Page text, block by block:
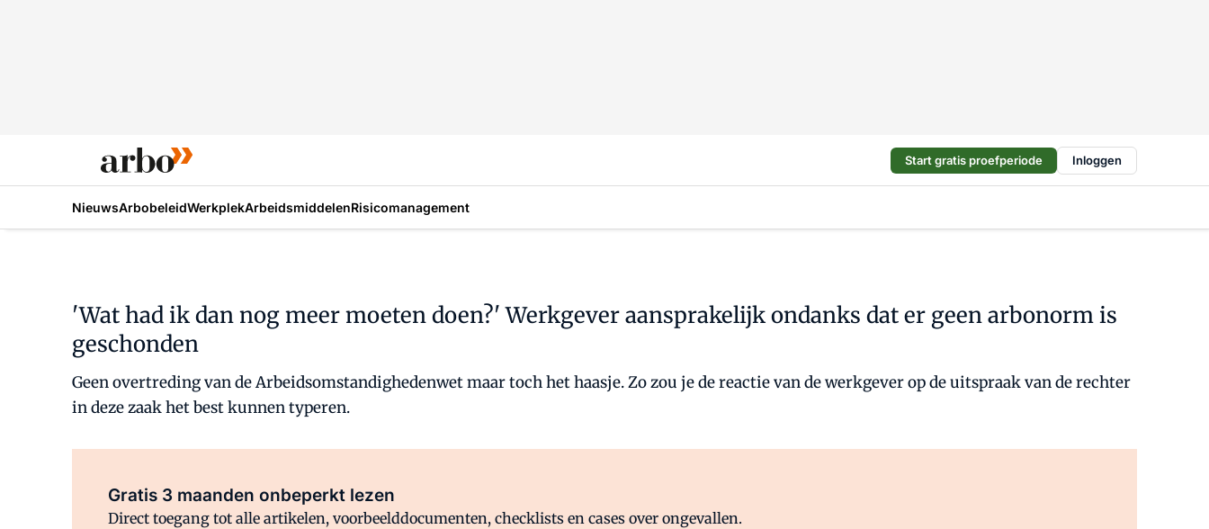
Start gratis proefperiode Inloggen
NieuwsArbobeleidWerkplekArbeidsmiddelenRisicomanagement
'Wat had ik dan nog meer moeten doen?' Werkgever aansprakelijk ondanks dat er geen arbonorm is
geschonden
Geen overtreding van de Arbeidsomstandighedenwet maar toch het haasje. Zo zou je de reactie van de werkgever op de uitspraak van de rechter
in deze zaak het best kunnen typeren.
Gratis 3 maanden onbeperkt lezen
Direct toegang tot alle artikelen, voorbeelddocumenten, checklists en cases over ongevallen.